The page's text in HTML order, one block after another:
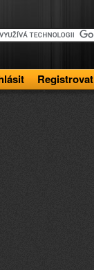
Registrovat